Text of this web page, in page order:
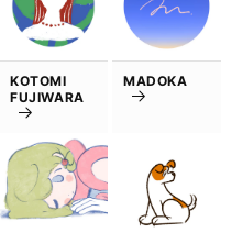
KOTOMI
FUJIWARA
MADOKA